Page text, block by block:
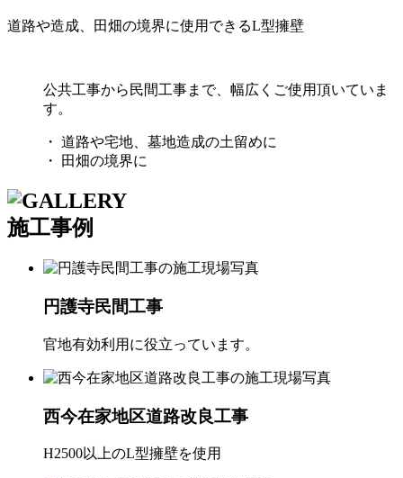
道路や造成、田畑の境界に使用できるL型擁壁
公共工事から民間工事まで、幅広くご使用頂いていま
す。
・ 道路や宅地、墓地造成の土留めに
・ 田畑の境界に
施工事例
円護寺民間工事
官地有効利用に役立っています。
西今在家地区道路改良工事
H2500以上のL型擁壁を使用